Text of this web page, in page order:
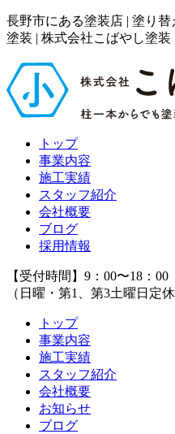
長野市にある塗装店 | 塗り
塗装 | 株式会社こばやし塗装
トップ
事業内容
施工実績
スタッフ紹介
会社概要
ブログ
採用情報
【受付時間】9：00〜18：00
（日曜・第1、第3土曜日定休
トップ
事業内容
施工実績
スタッフ紹介
会社概要
お知らせ
ブログ